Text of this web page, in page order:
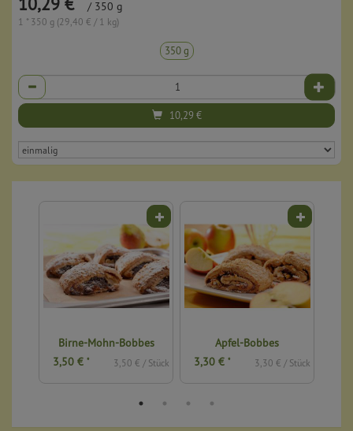
/ 350 g
1 * 350 g (29,40 € / 1 kg)
350 g
Anzahl
10,29€
Birne-Mohn-Bobbes
3,50 € * 3,50 € / Stück
Apfel-Bobbes
3,30 € * 3,30 € / Stück